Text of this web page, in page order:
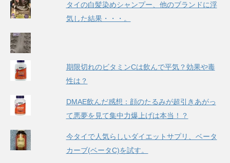
タイの白髪染めシャンプー、他のブランドに浮
気した結果・・・。
期限切れのビタミンCは飲んで平気？効果や毒
性は？
DMAE飲んだ感想：顔のたるみが超引きあがっ
て悪夢を見て集中力爆上げは本当！？
今タイで人気らしいダイエットサプリ、ベータ
カーブ(ベータC)を試す。